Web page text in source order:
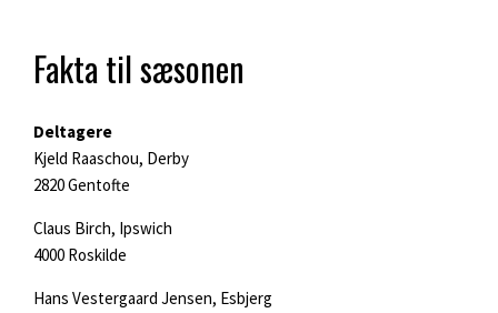
Fakta til sæsonen
Deltagere
Kjeld Raaschou, Derby
2820 Gentofte
Claus Birch, Ipswich
4000 Roskilde
Hans Vestergaard Jensen, Esbjerg